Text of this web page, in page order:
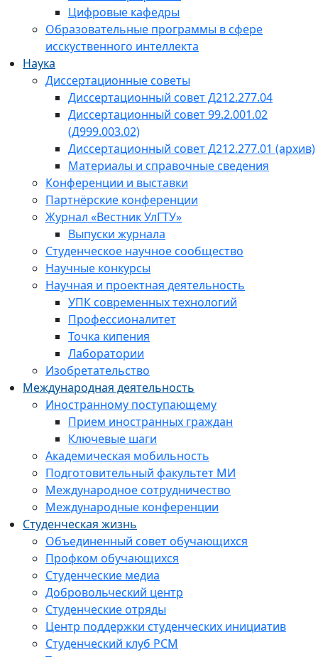
Цифровые кафедры
Образовательные программы в сфере
исскуственного интеллекта
Наука
Диссертационные советы
Диссертационный совет Д212.277.04
Диссертационный совет 99.2.001.02
(Д999.003.02)
Диссертационный совет Д212.277.01 (архив)
Материалы и справочные сведения
Конференции и выставки
Партнёрские конференции
Журнал «Вестник УлГТУ»
Выпуски журнала
Студенческое научное сообщество
Научные конкурсы
Научная и проектная деятельность
УПК современных технологий
Профессионалитет
Точка кипения
Лаборатории
Изобретательство
Международная деятельность
Иностранному поступающему
Прием иностранных граждан
Ключевые шаги
Академическая мобильность
Подготовительный факультет МИ
Международное сотрудничество
Международные конференции
Студенческая жизнь
Объединенный совет обучающихся
Профком обучающихся
Студенческие медиа
Добровольческий центр
Студенческие отряды
Центр поддержки студенческих инициатив
Студенческий клуб РСМ